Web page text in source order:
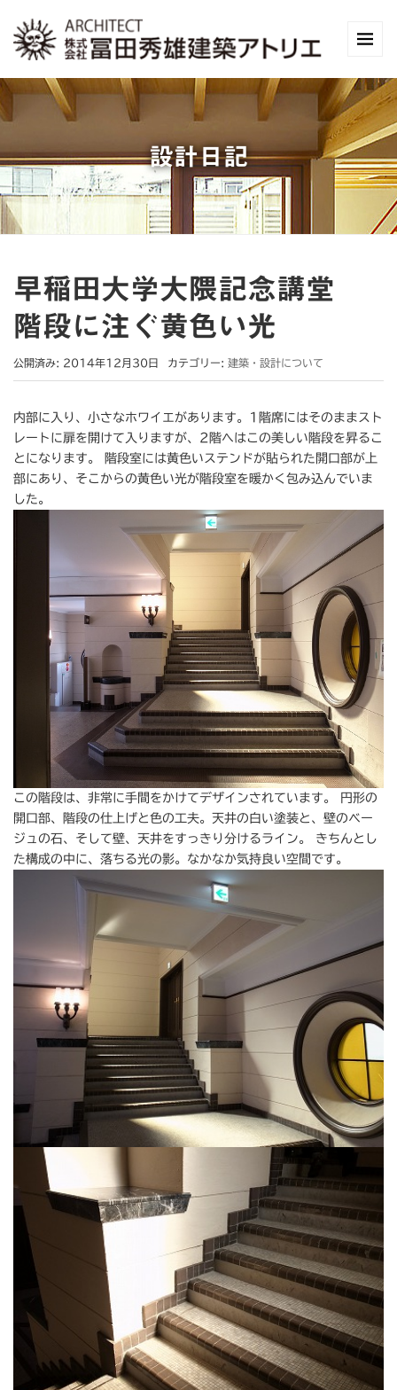
設計日記
早稲田大学大隈記念講堂
階段に注ぐ黄色い光
公開済み: 2014年12月30日 カテゴリー: 建築・設計について
内部に入り、小さなホワイエがあります。1階席にはそのままスト
レートに扉を開けて入りますが、2階へはこの美しい階段を昇るこ
とになります。 階段室には黄色いステンドが貼られた開口部が上
部にあり、そこからの黄色い光が階段室を暖かく包み込んでいま
した。
この階段は、非常に手間をかけてデザインされています。 円形の
開口部、階段の仕上げと色の工夫。天井の白い塗装と、壁のベー
ジュの石、そして壁、天井をすっきり分けるライン。 きちんとし
た構成の中に、落ちる光の影。なかなか気持良い空間です。